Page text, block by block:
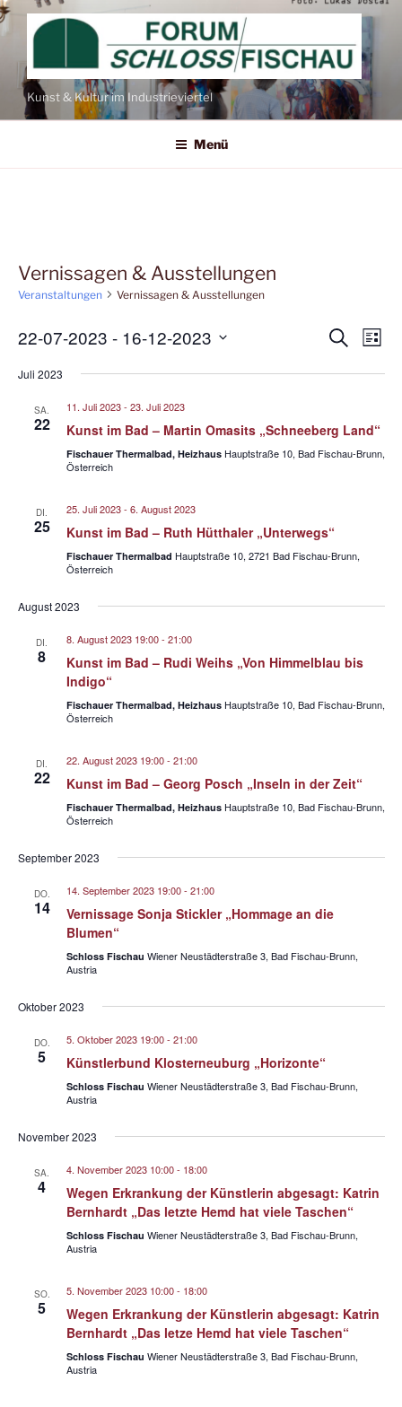
Zum
Inhalt
Kunst & Kultur im Industrieviertel
Menü
Vernissagen & Ausstellungen
Veranstaltungen Vernissagen & Ausstellungen
V
n
s
l
t
n
e
S
h
e
n
A
s
t
e
,
a
v
i
t
i
o
S
V
r
n
g
n
i
L
s
22-07-2023 - 16-12-2023
a
Juli 2023
SA.
22
11. Juli 2023- 23. Juli 2023
Kunst im Bad – Martin Omasits „Schneeberg Land“
Fischauer Thermalbad, Heizhaus Hauptstraße 10, Bad Fischau-Brunn,
Österreich
DI.
25
25. Juli 2023- 6. August 2023
Kunst im Bad – Ruth Hütthaler „Unterwegs“
Fischauer Thermalbad Hauptstraße 10, 2721 Bad Fischau-Brunn,
Österreich
August 2023
DI.
8
8. August 2023 19:00- 21:00
Kunst im Bad – Rudi Weihs „Von Himmelblau bis
Indigo“
Fischauer Thermalbad, Heizhaus Hauptstraße 10, Bad Fischau-Brunn,
Österreich
DI.
22
22. August 2023 19:00- 21:00
Kunst im Bad – Georg Posch „Inseln in der Zeit“
Fischauer Thermalbad, Heizhaus Hauptstraße 10, Bad Fischau-Brunn,
Österreich
September 2023
DO.
14
14. September 2023 19:00- 21:00
Vernissage Sonja Stickler „Hommage an die
Blumen“
Schloss Fischau Wiener Neustädterstraße 3, Bad Fischau-Brunn,
Austria
Oktober 2023
DO.
5
5. Oktober 2023 19:00- 21:00
Künstlerbund Klosterneuburg „Horizonte“
Schloss Fischau Wiener Neustädterstraße 3, Bad Fischau-Brunn,
Austria
November 2023
SA.
4
4. November 2023 10:00- 18:00
Wegen Erkrankung der Künstlerin abgesagt: Katrin
Bernhardt „Das letzte Hemd hat viele Taschen“
Schloss Fischau Wiener Neustädterstraße 3, Bad Fischau-Brunn,
Austria
SO.
5
5. November 2023 10:00- 18:00
Wegen Erkrankung der Künstlerin abgesagt: Katrin
Bernhardt „Das letze Hemd hat viele Taschen“
Schloss Fischau Wiener Neustädterstraße 3, Bad Fischau-Brunn,
Austria